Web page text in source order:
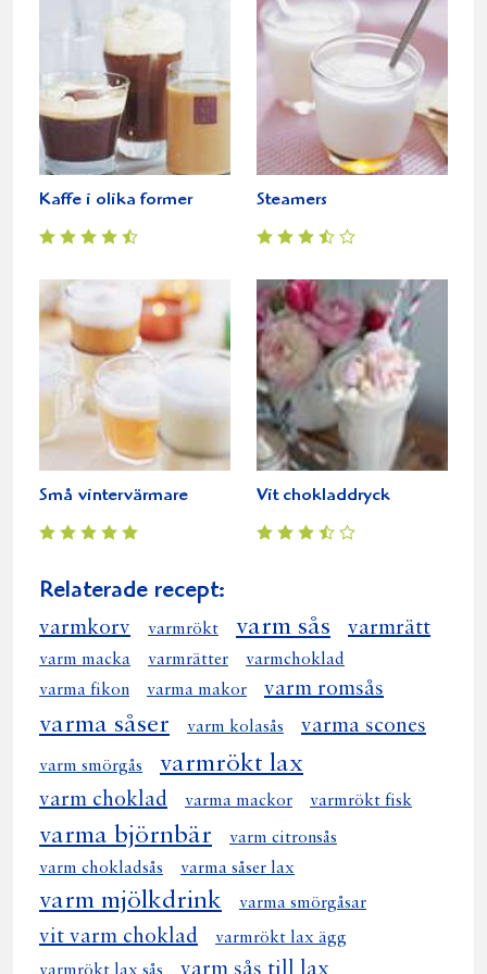
Kaffe i olika former Steamers
Små vintervärmare Vit chokladdryck
Relaterade recept:
varmkorv varmrökt varm sås varmrätt
varm macka varmrätter
varmchoklad
varma fikon
varma makor varm romsås
varma såser varm kolasås varma scones
varm smörgås varmrökt lax
varm choklad varma mackor varmrökt fisk
varma björnbär
varm citronsås
varm chokladsås
varma såser lax
varm mjölkdrink varma smörgåsar
vit varm choklad
varmrökt lax ägg
varm sås till lax